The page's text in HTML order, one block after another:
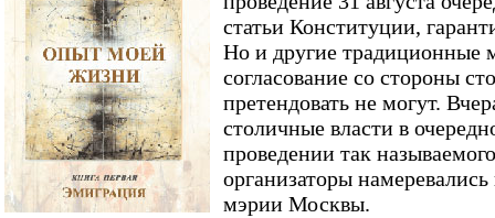
статьи Конституции,
Но и другие традиционные
согласование со стороны
претендовать не могут.
столичные власти в
проведении так
организаторы
мэрии Москвы.